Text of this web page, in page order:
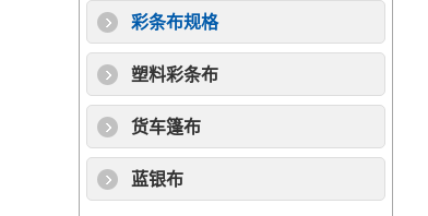
彩条布规格
塑料彩条布
货车篷布
蓝银布